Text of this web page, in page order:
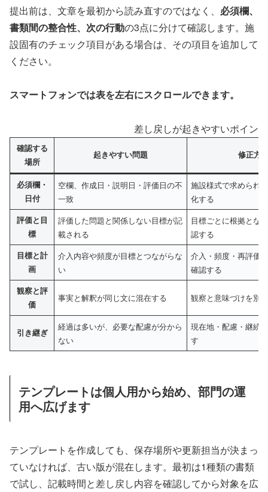
提出前は、文章を最初から読み直すのではなく、 必須欄、
書類間の整合性、次の行動の3点に分けて確認します。施
設固有のチェック項目がある場合は、その項目を追加して
ください。
スマートフォンでは表を左右にスクロールできます。
差し戻しが起きやすいポイン
確認する
場所
起きやすい問題 修正方
必須欄・
日付
空欄、作成日・説明日・評価日の不
一致
施設様式で求められ
化する
評価と目
標
評価した問題と関係しない目標が記
載される
目標ごとに根拠とな
認する
目標と計
画
介入内容や頻度が目標とつながらな
い
介入・頻度・再評価
確認する
観察と評
価
事実と解釈が同じ文に混在する 観察と意味づけを別
引き継ぎ
経過は多いが、必要な配慮が分から
ない
現在地・配慮・継続
す
テンプレートは個人用から始め、部門の運
用へ広げます
テンプレートを作成しても、保存場所や更新担当が決まっ
ていなければ、古い版が混在します。最初は1種類の書類
で試し、記載時間と差し戻し内容を確認してから対象を広